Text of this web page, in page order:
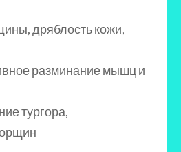
дряблость кожи,
разминание мышц и
тургора,